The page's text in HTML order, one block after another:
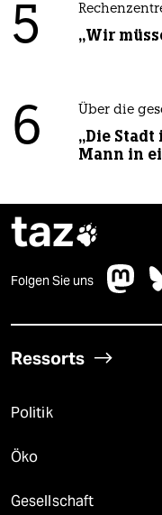
5 „Wir
6 Über die
„Die
Mann in
taz
Folgen Sie uns
Ressorts
Politik
Öko
Gesellschaft